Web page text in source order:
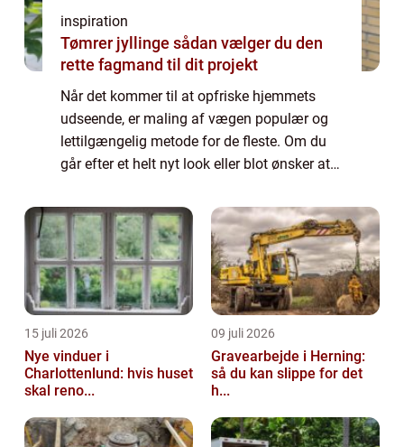
inspiration
Tømrer jyllinge sådan vælger du den
rette fagmand til dit projekt
Når det kommer til at opfriske hjemmets
udseende, er maling af vægen populær og
lettilgængelig metode for de fleste. Om du
går efter et helt nyt look eller blot ønsker at
dine vægge både tilfredsstillende ...
15 juli 2026
Nye vinduer i
Charlottenlund: hvis huset
skal reno...
09 juli 2026
Gravearbejde i Herning:
så du kan slippe for det
h...